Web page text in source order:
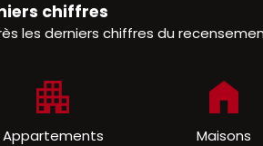
chiffres
les derniers chiffres du recensement
Appartements
Maisons